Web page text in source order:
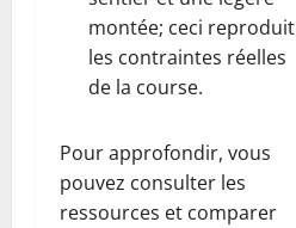
montée; ceci reproduit
les contraintes réelles
de la course.
Pour approfondir, vous
pouvez consulter les
ressources et comparer